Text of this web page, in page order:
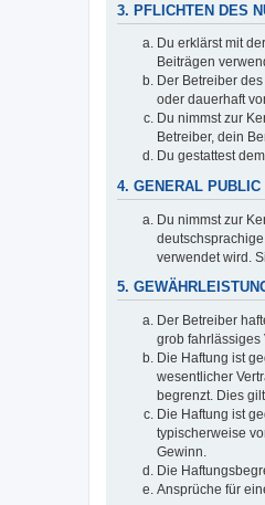
3. PFLICHTEN DES
Du erklärst mit
Beiträgen
Der Betreiber
oder dauerhaft
Du nimmst zur
Betreiber, dein
Du gestattest
4. GENERAL PUBLIC
Du nimmst zur
verwendet wird.
5.
Der Betreiber
grob fahrlässiges
Die Haftung ist
wesentlicher
begrenzt. Dies
Die Haftung ist
typischerweise
Gewinn.
Die
Ansprüche für